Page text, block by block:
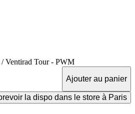
Ventirad Tour - PWM
Ajouter au panier
voir la dispo dans le store à Paris